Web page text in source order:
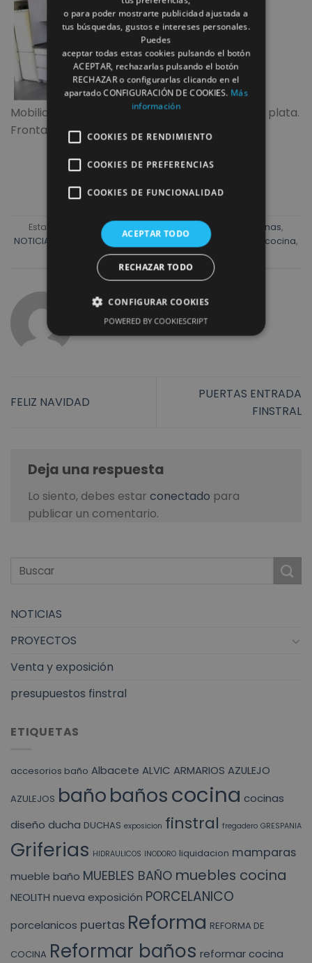
Mobiliario de cocina en blanco brillo con uñero plata.
Frontal azulejo hidraulico.
Esta entrada fue publicada en Muebles cocina Cocinas,
NOTICIAS
PROYECTOS Venta y exposición y etiquetada cocina,
fregadero,HIDRAULICOS,muebles cocina
REFORMAS ROMULO
FELIZ NAVIDAD
PUERTAS ENTRADA
FINSTRAL
Deja una respuesta
Lo siento, debes estar conectado para
publicar un comentario.
NOTICIAS
PROYECTOS
Venta y exposición
presupuestos finstral
ETIQUETAS
accesorios baño Albacete ALVIC ARMARIOS AZULEJO
AZULEJOS bañobañoscocina cocinas
diseño ducha DUCHAS exposicion finstral fregadero GRESPANIA
Griferias HIDRAULICOS INODORO liquidacion mamparas
mueble baño MUEBLES BAÑO muebles cocina
NEOLITH nueva exposición PORCELANICO
porcelanicos puertas Reforma REFORMA DE
COCINA Reformar baños reformar cocina
o para poder mostrarte publicidad ajustada a
tus búsquedas, gustos e intereses personales.
Puedes
aceptar todas estas cookies pulsando el botón
ACEPTAR, rechazarlas pulsando el botón
RECHAZAR o configurarlas clicando en el
apartado CONFIGURACIÓN DE COOKIES. Más
información
COOKIES DE RENDIMIENTO
COOKIES DE PREFERENCIAS
COOKIES DE FUNCIONALIDAD
ACEPTAR TODO
RECHAZAR TODO
CONFIGURAR COOKIES
POWERED BY COOKIESCRIPT